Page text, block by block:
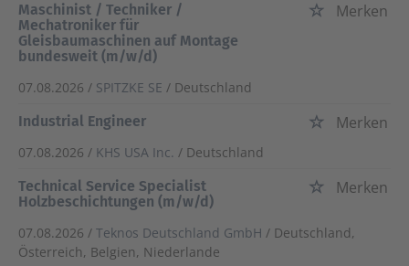
Maschinist / Techniker /
Mechatroniker für
Gleisbaumaschinen auf Montage
bundesweit (m/w/d)
Merken
07.08.2026 / SPITZKE SE / Deutschland
Industrial Engineer
Merken
07.08.2026 / KHS USA Inc. / Deutschland
Technical Service Specialist
Holzbeschichtungen (m/w/d)
Merken
07.08.2026 / Teknos Deutschland GmbH / Deutschland,
Österreich, Belgien, Niederlande